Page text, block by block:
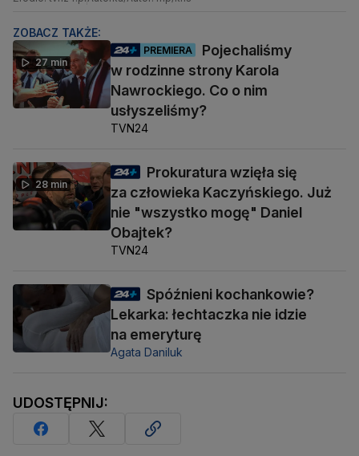
ZOBACZ TAKŻE:
27 min
PREMIERA
Pojechaliśmy
w rodzinne strony Karola
Nawrockiego. Co o nim
usłyszeliśmy?
TVN24
28 min
Prokuratura wzięła się
za człowieka Kaczyńskiego. Już
nie "wszystko mogę" Daniel
Obajtek?
TVN24
Spóźnieni kochankowie?
Lekarka: łechtaczka nie idzie
na emeryturę
Agata Daniluk
UDOSTĘPNIJ: